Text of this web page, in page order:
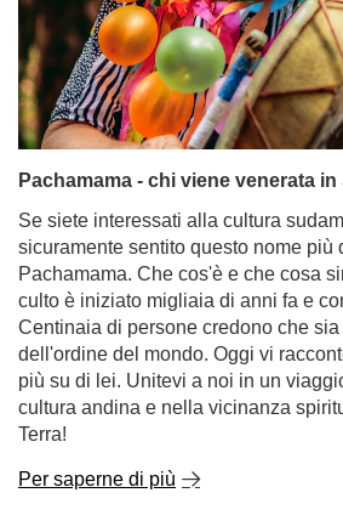
Pachamama - chi viene venerata
Se siete interessati alla cultura
sicuramente sentito questo nome più
Pachamama. Che cos'è e che cosa
culto è iniziato migliaia di anni fa e
Centinaia di persone credono che
dell'ordine del mondo. Oggi vi
più su di lei. Unitevi a noi in un
cultura andina e nella vicinanza
Terra!
Per saperne di più